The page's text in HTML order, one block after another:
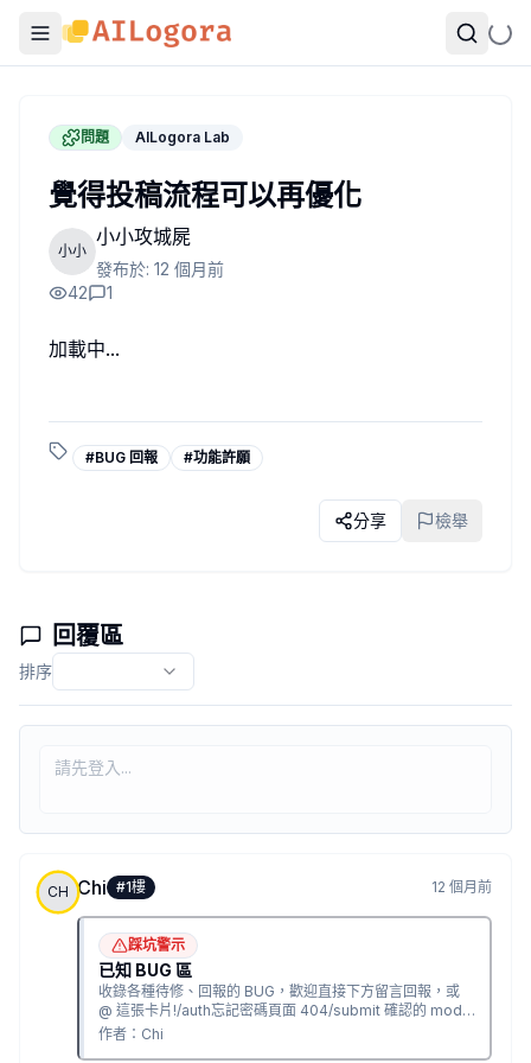
問題 AILogora Lab
覺得投稿流程可以再優化
小小
小小攻城屍
發布於: 12 個月前
42
1
加載中...
#BUG 回報 #功能許願
分享 檢舉
回覆區
排序
CH Chi #1樓 12 個月前
踩坑警示
已知 BUG 區
收錄各種待修、回報的 BUG，歡迎直接下方留言回報，或
@ 這張卡片!/auth忘記密碼頁面 404/submit 確認的 modal
window列點排版會跑在 /submit 登出後沒有正常導向@...
作者： Chi